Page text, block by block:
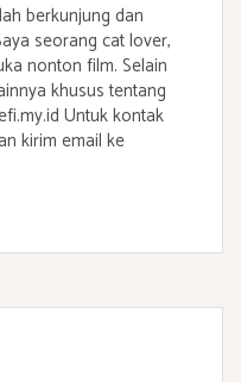
berkunjung dan
seorang cat lover,
nonton film. Selain
khusus tentang
Untuk kontak
kirim email ke